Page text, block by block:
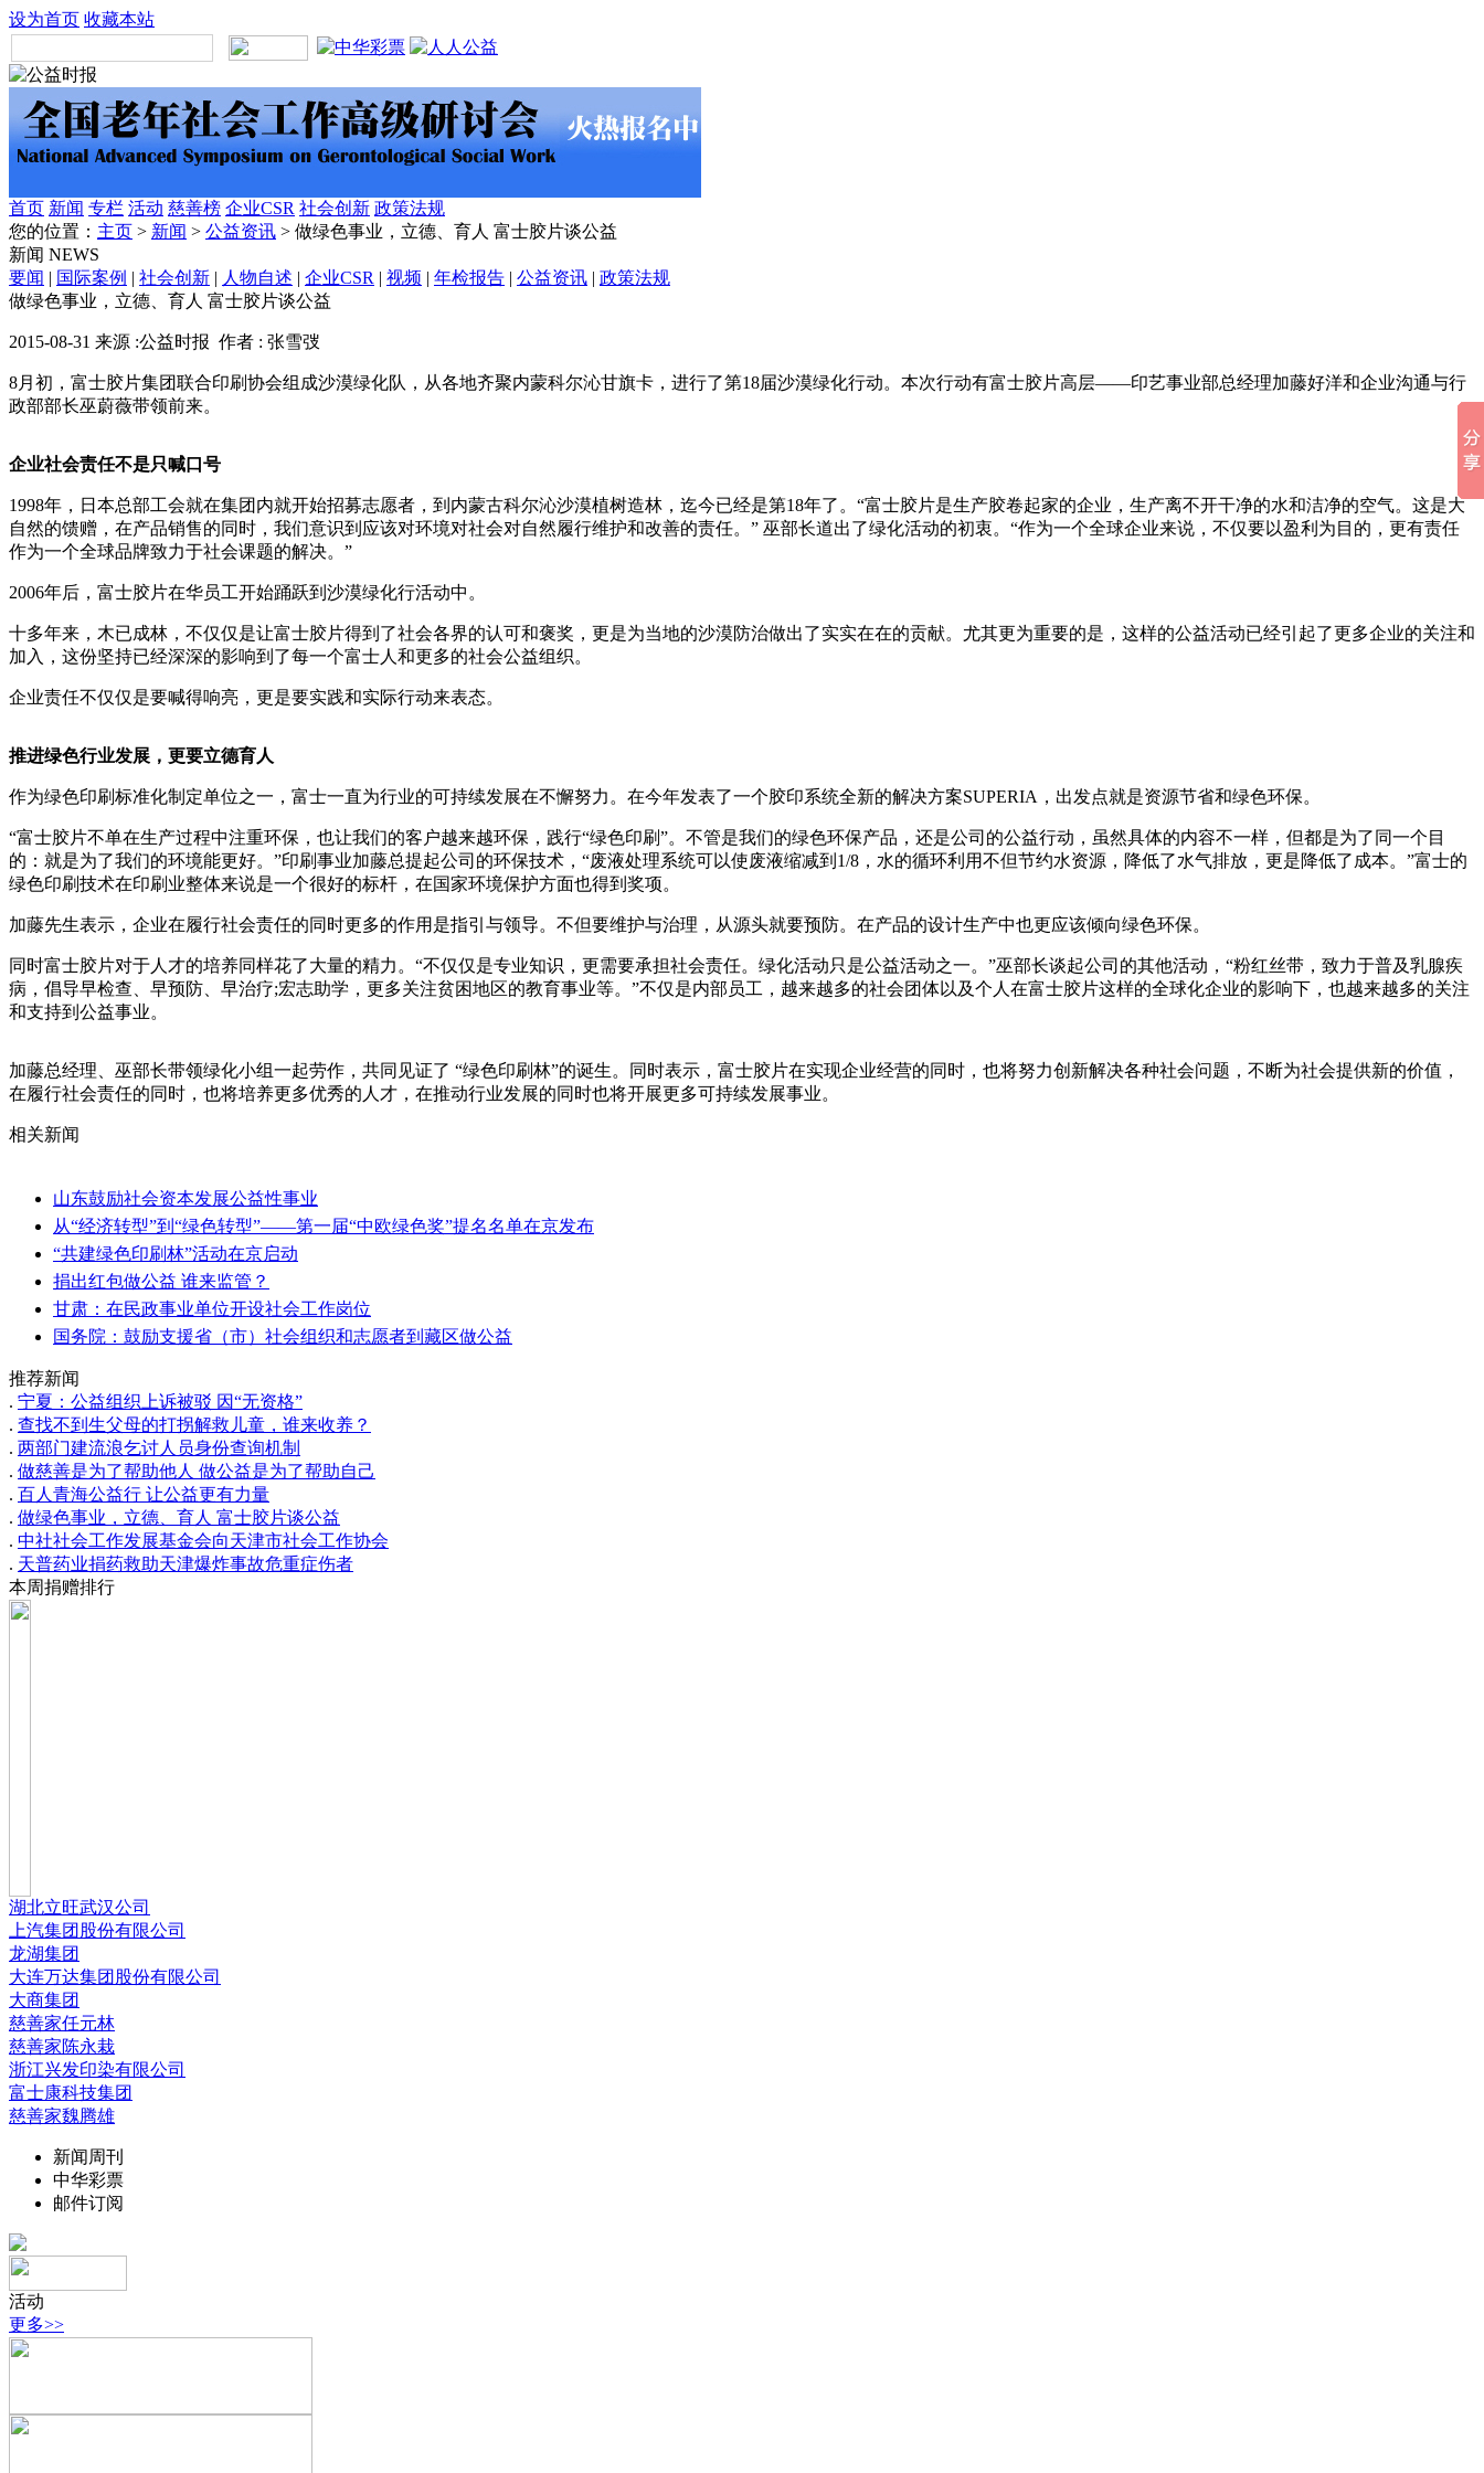
设为首页 收藏本站
首页 新闻 专栏 活动 慈善榜 企业CSR 社会创新 政策法规
您的位置： 主页 > 新闻 > 公益资讯 > 做绿色事业，立德、育人 富士胶片谈公益
新闻 NEWS
要闻 | 国际案例 | 社会创新 | 人物自述 | 企业CSR | 视频 | 年检报告 | 公益资讯 | 政策法规
做绿色事业，立德、育人 富士胶片谈公益
2015-08-31 来源 :公益时报 作者 : 张雪弢
8月初，富士胶片集团联合印刷协会组成沙漠绿化队，从各地齐聚内蒙科尔沁甘旗卡，进行了第18届沙漠绿化行动。本次行动有富士胶片高层——印艺事业部总经理加藤好洋和企业沟通与行
政部部长巫蔚薇带领前来。
企业社会责任不是只喊口号
1998年，日本总部工会就在集团内就开始招募志愿者，到内蒙古科尔沁沙漠植树造林，迄今已经是第18年了。“富士胶片是生产胶卷起家的企业，生产离不开干净的水和洁净的空气。这是大
自然的馈赠，在产品销售的同时，我们意识到应该对环境对社会对自然履行维护和改善的责任。” 巫部长道出了绿化活动的初衷。“作为一个全球企业来说，不仅要以盈利为目的，更有责任
作为一个全球品牌致力于社会课题的解决。”
2006年后，富士胶片在华员工开始踊跃到沙漠绿化行活动中。
十多年来，木已成林，不仅仅是让富士胶片得到了社会各界的认可和褒奖，更是为当地的沙漠防治做出了实实在在的贡献。尤其更为重要的是，这样的公益活动已经引起了更多企业的关注和
加入，这份坚持已经深深的影响到了每一个富士人和更多的社会公益组织。
企业责任不仅仅是要喊得响亮，更是要实践和实际行动来表态。
推进绿色行业发展，更要立德育人
作为绿色印刷标准化制定单位之一，富士一直为行业的可持续发展在不懈努力。在今年发表了一个胶印系统全新的解决方案SUPERIA，出发点就是资源节省和绿色环保。
“富士胶片不单在生产过程中注重环保，也让我们的客户越来越环保，践行“绿色印刷”。不管是我们的绿色环保产品，还是公司的公益行动，虽然具体的内容不一样，但都是为了同一个目
的：就是为了我们的环境能更好。”印刷事业加藤总提起公司的环保技术，“废液处理系统可以使废液缩减到1/8，水的循环利用不但节约水资源，降低了水气排放，更是降低了成本。”富士的
绿色印刷技术在印刷业整体来说是一个很好的标杆，在国家环境保护方面也得到奖项。
加藤先生表示，企业在履行社会责任的同时更多的作用是指引与领导。不但要维护与治理，从源头就要预防。在产品的设计生产中也更应该倾向绿色环保。
同时富士胶片对于人才的培养同样花了大量的精力。“不仅仅是专业知识，更需要承担社会责任。绿化活动只是公益活动之一。”巫部长谈起公司的其他活动，“粉红丝带，致力于普及乳腺疾
病，倡导早检查、早预防、早治疗;宏志助学，更多关注贫困地区的教育事业等。”不仅是内部员工，越来越多的社会团体以及个人在富士胶片这样的全球化企业的影响下，也越来越多的关注
和支持到公益事业。
加藤总经理、巫部长带领绿化小组一起劳作，共同见证了 “绿色印刷林”的诞生。同时表示，富士胶片在实现企业经营的同时，也将努力创新解决各种社会问题，不断为社会提供新的价值，
在履行社会责任的同时，也将培养更多优秀的人才，在推动行业发展的同时也将开展更多可持续发展事业。
相关新闻
山东鼓励社会资本发展公益性事业
从“经济转型”到“绿色转型”——第一届“中欧绿色奖”提名名单在京发布
“共建绿色印刷林”活动在京启动
捐出红包做公益 谁来监管？
甘肃：在民政事业单位开设社会工作岗位
国务院：鼓励支援省（市）社会组织和志愿者到藏区做公益
推荐新闻
. 宁夏：公益组织上诉被驳 因“无资格”
. 查找不到生父母的打拐解救儿童，谁来收养？
. 两部门建流浪乞讨人员身份查询机制
. 做慈善是为了帮助他人 做公益是为了帮助自己
. 百人青海公益行 让公益更有力量
. 做绿色事业，立德、育人 富士胶片谈公益
. 中社社会工作发展基金会向天津市社会工作协会
. 天普药业捐药救助天津爆炸事故危重症伤者
本周捐赠排行
湖北立旺武汉公司
上汽集团股份有限公司
龙湖集团
大连万达集团股份有限公司
大商集团
慈善家任元林
慈善家陈永栽
浙江兴发印染有限公司
富士康科技集团
慈善家魏腾雄
新闻周刊
中华彩票
邮件订阅
活动
更多>>